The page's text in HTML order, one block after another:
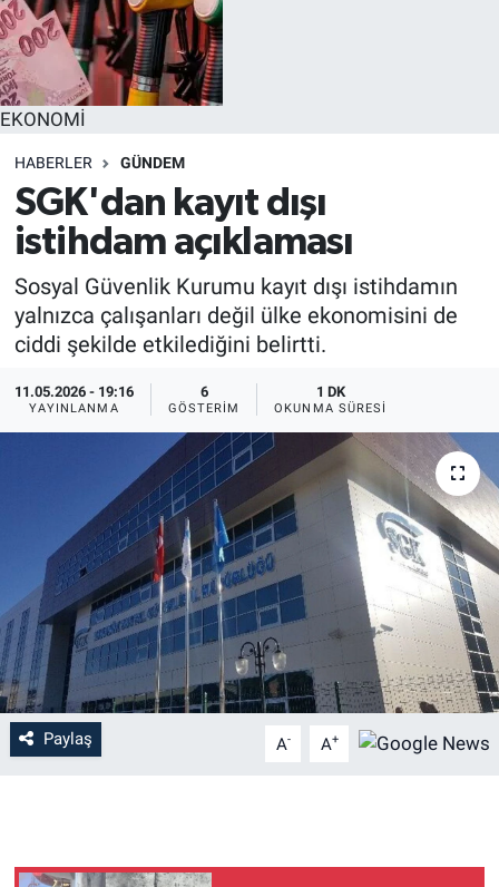
EKONOMİ
HABERLER GÜNDEM
SGK'dan kayıt dışı
istihdam açıklaması
Sosyal Güvenlik Kurumu kayıt dışı istihdamın
yalnızca çalışanları değil ülke ekonomisini de
ciddi şekilde etkilediğini belirtti.
11.05.2026 - 19:16
YAYINLANMA
6
GÖSTERIM
1 DK
OKUNMA SÜRESI
Paylaş A- A+
EĞİTİM
MAGAZİN
ÖZEL HABER
HALK54 PANORAMA